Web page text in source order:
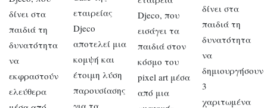
δίνει στα
παιδιά τη
δυνατότητα
να
εκφραστούν
ελεύθερα
εταιρείας
Djeco
αποτελεί μια
κομψή και
έτοιμη λύση
παρουσίασης
για τα
Djeco, που
εισάγει τα
παιδιά στον
κόσμο του
pixel art μέσα
από μια
δίνει στα
παιδιά τη
δυνατότητα
να
δημιουργήσουν
3
χαριτωμένα